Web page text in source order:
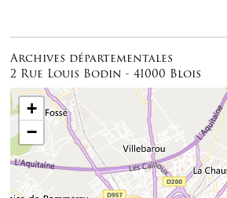
Archives départementales
2 Rue Louis Bodin - 41000 Blois
+
−